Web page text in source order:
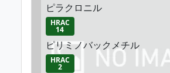
ピラクロニル
HRAC
14
ピリミノバックメチル
HRAC
2